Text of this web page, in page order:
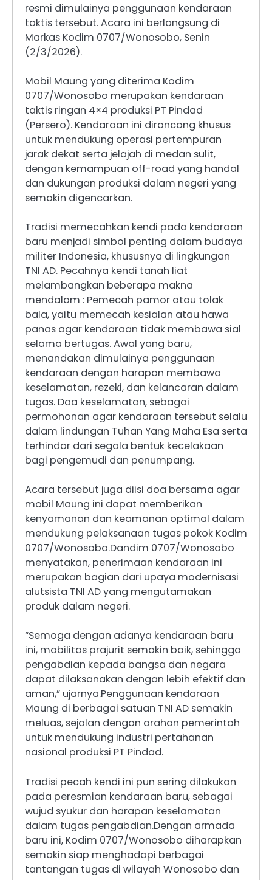
resmi dimulainya penggunaan kendaraan
taktis tersebut. Acara ini berlangsung di
Markas Kodim 0707/Wonosobo, Senin
(2/3/2026).
Mobil Maung yang diterima Kodim
0707/Wonosobo merupakan kendaraan
taktis ringan 4×4 produksi PT Pindad
(Persero). Kendaraan ini dirancang khusus
untuk mendukung operasi pertempuran
jarak dekat serta jelajah di medan sulit,
dengan kemampuan off-road yang handal
dan dukungan produksi dalam negeri yang
semakin digencarkan.
Tradisi memecahkan kendi pada kendaraan
baru menjadi simbol penting dalam budaya
militer Indonesia, khususnya di lingkungan
TNI AD. Pecahnya kendi tanah liat
melambangkan beberapa makna
mendalam : Pemecah pamor atau tolak
bala, yaitu memecah kesialan atau hawa
panas agar kendaraan tidak membawa sial
selama bertugas. Awal yang baru,
menandakan dimulainya penggunaan
kendaraan dengan harapan membawa
keselamatan, rezeki, dan kelancaran dalam
tugas. Doa keselamatan, sebagai
permohonan agar kendaraan tersebut selalu
dalam lindungan Tuhan Yang Maha Esa serta
terhindar dari segala bentuk kecelakaan
bagi pengemudi dan penumpang.
Acara tersebut juga diisi doa bersama agar
mobil Maung ini dapat memberikan
kenyamanan dan keamanan optimal dalam
mendukung pelaksanaan tugas pokok Kodim
0707/Wonosobo.Dandim 0707/Wonosobo
menyatakan, penerimaan kendaraan ini
merupakan bagian dari upaya modernisasi
alutsista TNI AD yang mengutamakan
produk dalam negeri.
“Semoga dengan adanya kendaraan baru
ini, mobilitas prajurit semakin baik, sehingga
pengabdian kepada bangsa dan negara
dapat dilaksanakan dengan lebih efektif dan
aman,” ujarnya.Penggunaan kendaraan
Maung di berbagai satuan TNI AD semakin
meluas, sejalan dengan arahan pemerintah
untuk mendukung industri pertahanan
nasional produksi PT Pindad.
Tradisi pecah kendi ini pun sering dilakukan
pada peresmian kendaraan baru, sebagai
wujud syukur dan harapan keselamatan
dalam tugas pengabdian.Dengan armada
baru ini, Kodim 0707/Wonosobo diharapkan
semakin siap menghadapi berbagai
tantangan tugas di wilayah Wonosobo dan